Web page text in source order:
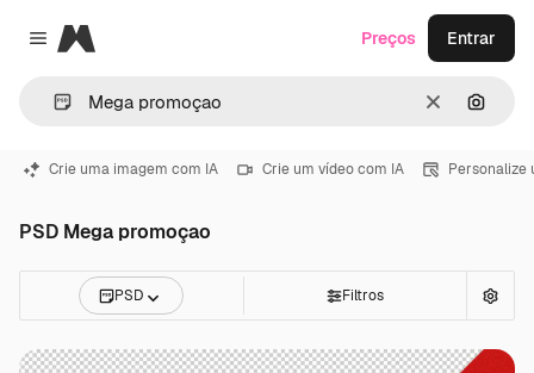
Close menu
Magnific
Limpar
Preços Entrar
Crie uma imagem com IA Crie um vídeo com IA Personalize
PSD Mega promoçao
PSD Filtros